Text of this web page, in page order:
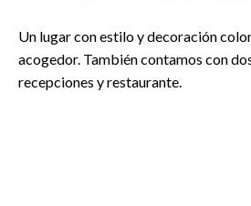
Un lugar con estilo y decoración
acogedor. También contamos con
recepciones y restaurante.